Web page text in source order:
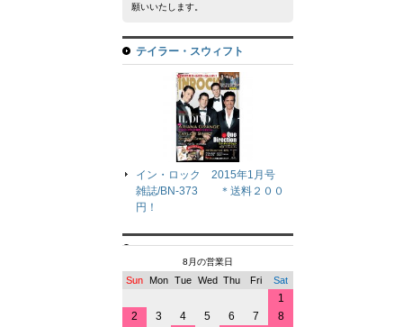
願いいたします。
テイラー・スウィフト
イン・ロック 2015年1月号
雑誌/BN-373 ＊送料２００
円！
8月の営業日
Sun Mon Tue Wed Thu Fri Sat
1
2
3 4 5 6 7
8